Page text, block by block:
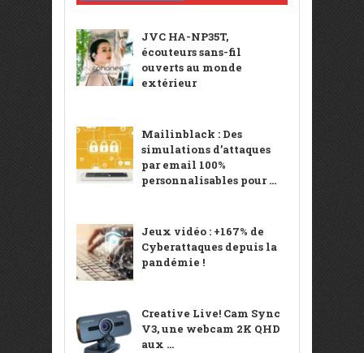
JVC HA-NP35T,
écouteurs sans-fil
ouverts au monde
extérieur
Mailinblack : Des
simulations d’attaques
par email 100%
personnalisables pour ...
Jeux vidéo : +167% de
Cyberattaques depuis la
pandémie !
Creative Live! Cam Sync
V3, une webcam 2K QHD
aux ...